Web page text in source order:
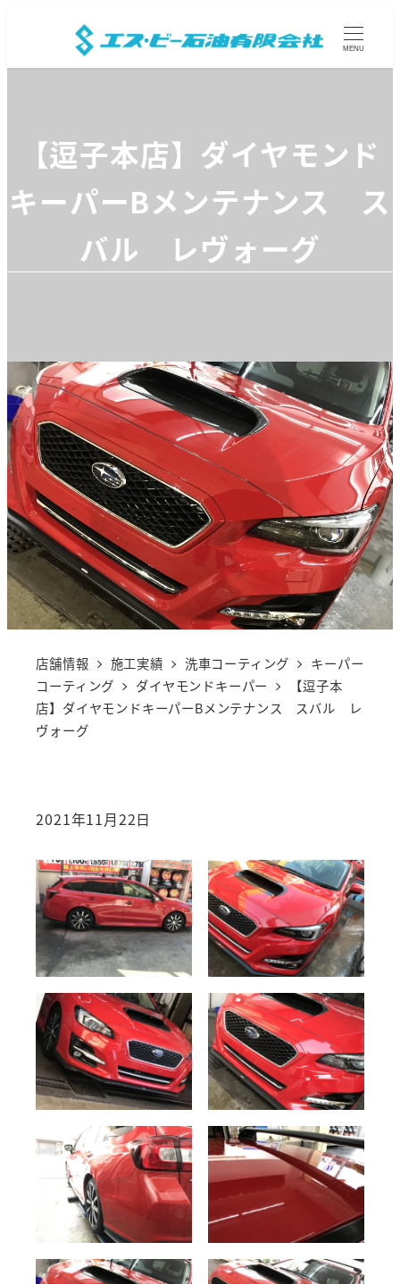
MENU
【逗子本店】ダイヤモンド
キーパーBメンテナンス ス
バル レヴォーグ
店舗情報 施工実績 洗車コーティング
キーパー
コーティング
ダイヤモンドキーパー
【逗子本
店】ダイヤモンドキーパーBメンテナンス スバル レ
ヴォーグ
2021年11月22日